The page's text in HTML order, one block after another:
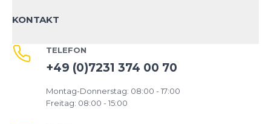
KONTAKT
TELEFON
+49 (0)7231 374 00 70
Montag-Donnerstag: 08:00 - 17:00
Freitag: 08:00 - 15:00